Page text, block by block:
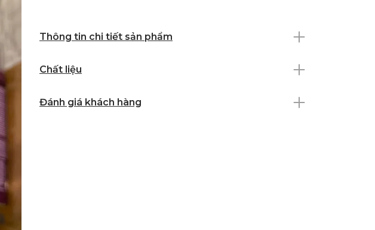
Thông tin chi tiết sản phẩm
Chất liệu
Đánh giá khách hàng